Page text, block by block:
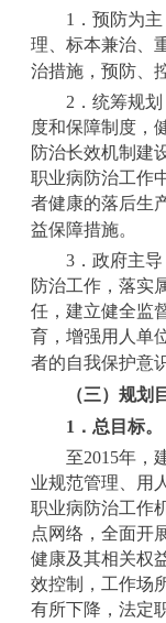
1 ．预防为
理、标本兼治、
治措施，预防、
2 ．统筹规
度和保障制度，
防治长效机制建
职业病防治工作
者健康的落后生
益保障措施。
3 ．政府主
防治工作，落实
任，建立健全监
育，增强用人单
者的自我保护意
（三）规划
1 ．总目标。
至2015年，
业规范管理、用
职业病防治工作
点网络，全面开
健康及其相关权
效控制，工作场
有所下降，法定